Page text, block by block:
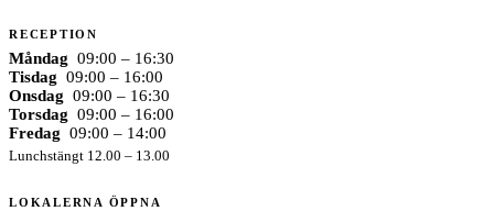
RECEPTION
Måndag 09:00 – 16:30
Tisdag 09:00 – 16:00
Onsdag 09:00 – 16:30
Torsdag 09:00 – 16:00
Fredag 09:00 – 14:00
Lunchstängt 12.00 – 13.00
LOKALERNA ÖPPNA